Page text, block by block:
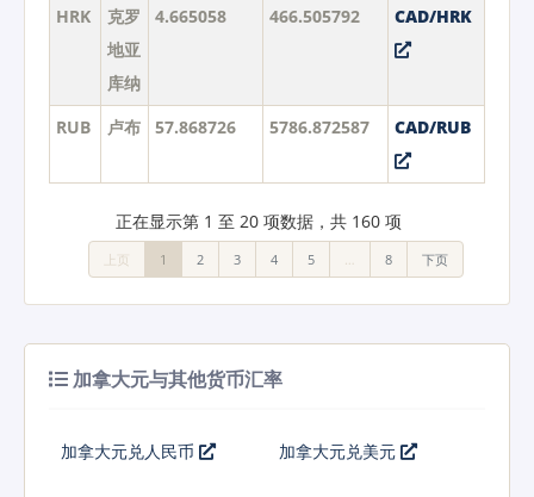
HRK
克罗
地亚
库纳
4.665058 466.505792 CAD/HRK
RUB 卢布 57.868726 5786.872587 CAD/RUB
正在显示第 1 至 20 项数据，共 160 项
上页 1 2 3 4 5 8 下页
加拿大元与其他货币汇率
加拿大元兑人民币 加拿大元兑美元